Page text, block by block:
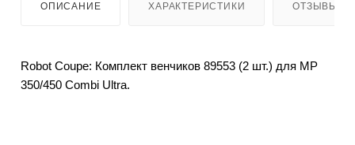
ОПИСАНИЕ ХАРАКТЕРИСТИКИ ОТЗЫВЫ
Robot Coupe: Комплект венчиков 89553 (2 шт.) для МР
350/450 Combi Ultra.